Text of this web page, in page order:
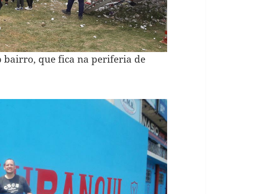
bairro, que fica na periferia de